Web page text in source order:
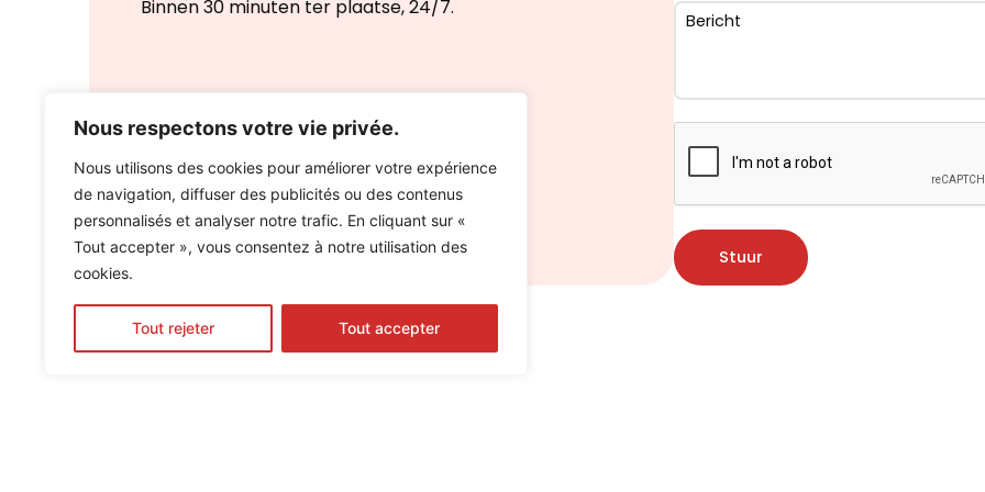
Nous respectons votre vie privée.
Nous utilisons des cookies pour améliorer votre expérience
de navigation, diffuser des publicités ou des contenus
personnalisés et analyser notre trafic. En cliquant sur «
Tout accepter », vous consentez à notre utilisation des
cookies.
Tout rejeter Tout accepter
Binnen 30 minuten ter plaatse, 24/7.
Stuur